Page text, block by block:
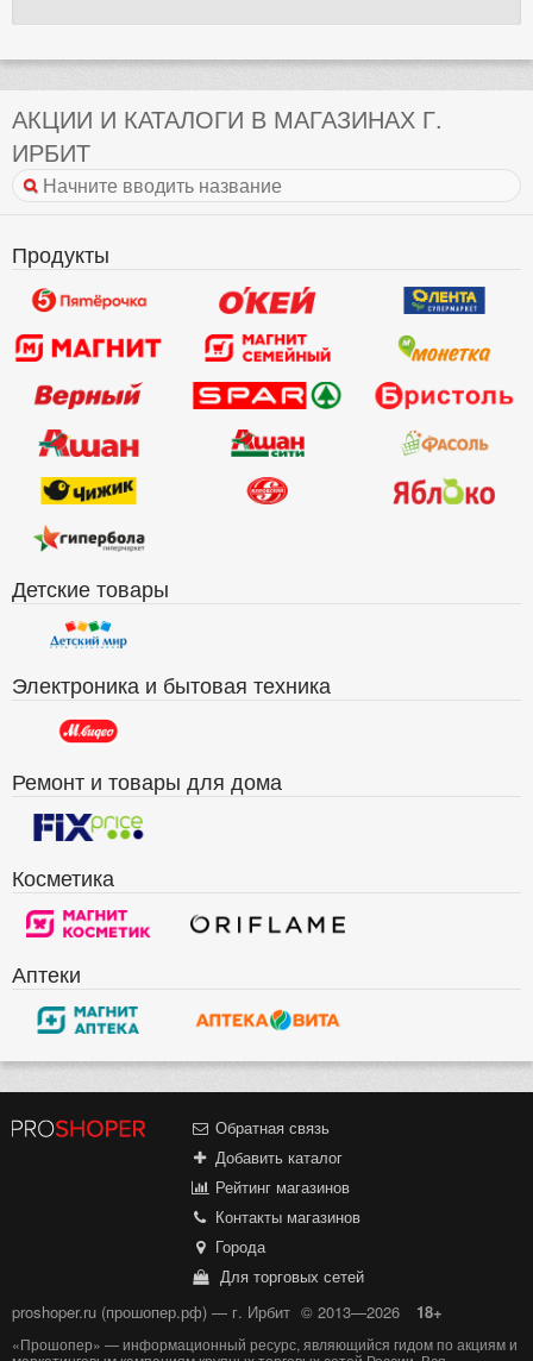
АКЦИИ И КАТАЛОГИ В МАГАЗИНАХ Г.
ИРБИТ
Продукты
Детские товары
Электроника и бытовая техника
Ремонт и товары для дома
Косметика
Аптеки
Обратная связь
Добавить каталог
Рейтинг магазинов
Контакты магазинов
Города
Для торговых сетей
proshoper.ru (прошопер.рф) — г. Ирбит © 2013—2026 18+
«Прошопер» — информационный ресурс, являющийся гидом по акциям и